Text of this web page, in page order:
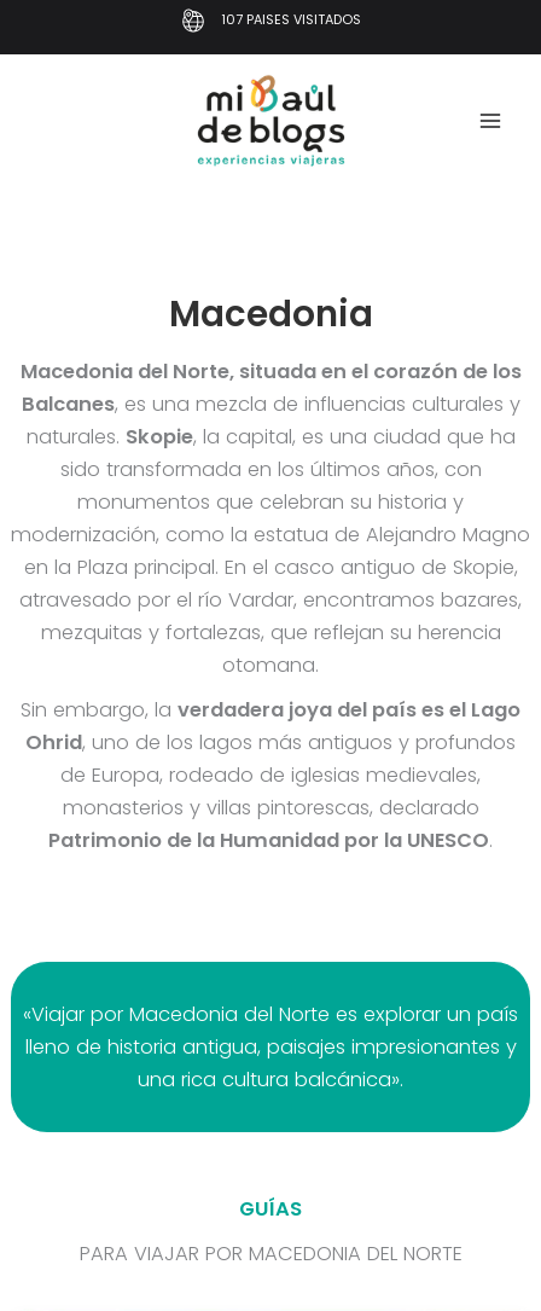
al
107 PAISES VISITADOS
Macedonia
Macedonia del Norte, situada en el corazón de los
Balcanes, es una mezcla de influencias culturales y
naturales. Skopie, la capital, es una ciudad que ha
sido transformada en los últimos años, con
monumentos que celebran su historia y
modernización, como la estatua de Alejandro Magno
en la Plaza principal. En el casco antiguo de Skopie,
atravesado por el río Vardar, encontramos bazares,
mezquitas y fortalezas, que reflejan su herencia
otomana.
Sin embargo, la verdadera joya del país es el Lago
Ohrid, uno de los lagos más antiguos y profundos
de Europa, rodeado de iglesias medievales,
monasterios y villas pintorescas, declarado
Patrimonio de la Humanidad por la UNESCO.
«Viajar por Macedonia del Norte es explorar un país
lleno de historia antigua, paisajes impresionantes y
una rica cultura balcánica».
GUÍAS
PARA VIAJAR POR MACEDONIA DEL NORTE